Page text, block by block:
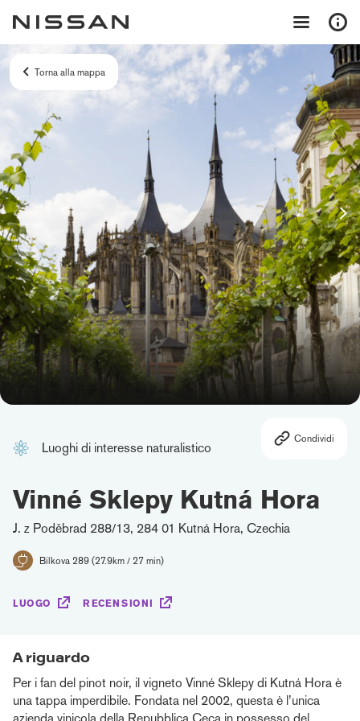
Luoghi di interesse naturalistico
Condividi
Vinné Sklepy Kutná Hora​
J. z Poděbrad 288/13, 284 01 Kutná Hora, Czechia
Bilkova 289 (27.9km / 27 min)
LUOGO RECENSIONI
A riguardo
Per i fan del pinot noir, il vigneto Vinné Sklepy di Kutná Hora è
una tappa imperdibile. Fondata nel 2002, questa è l’unica
Torna alla mappa